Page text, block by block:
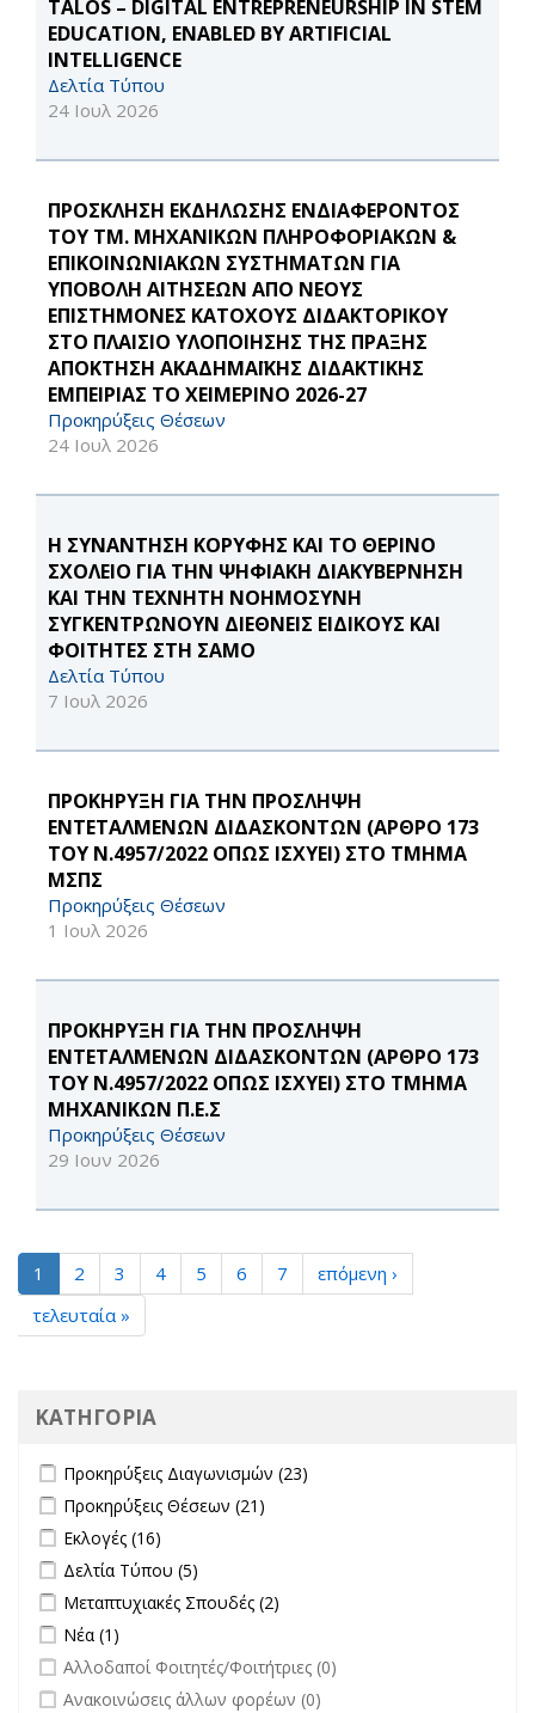
TALOS – DIGITAL ENTREPRENEURSHIP IN STEM
EDUCATION, ENABLED BY ARTIFICIAL
INTELLIGENCE
Δελτία Τύπου
24 Ιουλ 2026
ΠΡΟΣΚΛΗΣΗ ΕΚΔΗΛΩΣΗΣ ΕΝΔΙΑΦΕΡΟΝΤΟΣ
ΤΟΥ ΤΜ. ΜΗΧΑΝΙΚΩΝ ΠΛΗΡΟΦΟΡΙΑΚΩΝ &
ΕΠΙΚΟΙΝΩΝΙΑΚΩΝ ΣΥΣΤΗΜΑΤΩΝ ΓΙΑ
ΥΠΟΒΟΛΗ ΑΙΤΗΣΕΩΝ ΑΠΟ ΝΕΟΥΣ
ΕΠΙΣΤΗΜΟΝΕΣ ΚΑΤΟΧΟΥΣ ΔΙΔΑΚΤΟΡΙΚΟΥ
ΣΤΟ ΠΛΑΙΣΙΟ ΥΛΟΠΟΙΗΣΗΣ ΤΗΣ ΠΡΑΞΗΣ
ΑΠΟΚΤΗΣΗ ΑΚΑΔΗΜΑΪΚΗΣ ΔΙΔΑΚΤΙΚΗΣ
ΕΜΠΕΙΡΙΑΣ ΤΟ ΧΕΙΜΕΡΙΝΟ 2026-27
Προκηρύξεις Θέσεων
24 Ιουλ 2026
Η ΣΥΝΑΝΤΗΣΗ ΚΟΡΥΦΗΣ ΚΑΙ ΤΟ ΘΕΡΙΝΟ
ΣΧΟΛΕΙΟ ΓΙΑ ΤΗΝ ΨΗΦΙΑΚΗ ΔΙΑΚΥΒΕΡΝΗΣΗ
ΚΑΙ ΤΗΝ ΤΕΧΝΗΤΗ ΝΟΗΜΟΣΥΝΗ
ΣΥΓΚΕΝΤΡΩΝΟΥΝ ΔΙΕΘΝΕΙΣ ΕΙΔΙΚΟΥΣ ΚΑΙ
ΦΟΙΤΗΤΕΣ ΣΤΗ ΣΑΜΟ
Δελτία Τύπου
7 Ιουλ 2026
ΠΡΟΚΗΡΥΞΗ ΓΙΑ ΤΗΝ ΠΡΟΣΛΗΨΗ
ΕΝΤΕΤΑΛΜΕΝΩΝ ΔΙΔΑΣΚΟΝΤΩΝ (ΑΡΘΡΟ 173
ΤΟΥ Ν.4957/2022 ΟΠΩΣ ΙΣΧΥΕΙ) ΣΤΟ ΤΜΗΜΑ
ΜΣΠΣ
Προκηρύξεις Θέσεων
1 Ιουλ 2026
ΠΡΟΚΗΡΥΞΗ ΓΙΑ ΤΗΝ ΠΡΟΣΛΗΨΗ
ΕΝΤΕΤΑΛΜΕΝΩΝ ΔΙΔΑΣΚΟΝΤΩΝ (ΑΡΘΡΟ 173
ΤΟΥ Ν.4957/2022 ΟΠΩΣ ΙΣΧΥΕΙ) ΣΤΟ ΤΜΗΜΑ
ΜΗΧΑΝΙΚΩΝ Π.Ε.Σ
Προκηρύξεις Θέσεων
29 Ιουν 2026
1 2 3 4 5 6 7
επόμενη ›
τελευταία »
ΚΑΤΗΓΟΡΙΑ
Apply Προκηρύξεις Διαγωνισμών filter
Προκηρύξεις Διαγωνισμών (23)
Apply Προκηρύξεις Θέσεων filter
Προκηρύξεις Θέσεων (21)
Apply Εκλογές filter
Εκλογές (16)
Apply Δελτία Τύπου filter
Δελτία Τύπου (5)
Apply Μεταπτυχιακές Σπουδές filter
Μεταπτυχιακές Σπουδές (2)
Apply Νέα filter
Νέα (1)
undefined
Αλλοδαποί Φοιτητές/Φοιτήτριες (0)
undefined
Ανακοινώσεις άλλων φορέων (0)